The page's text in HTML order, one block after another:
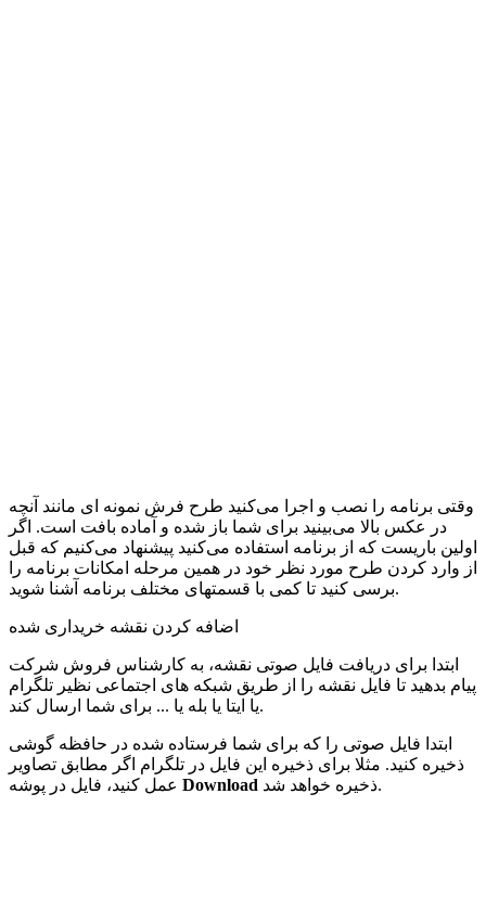
وقتی برنامه را نصب و اجرا می‌کنید طرح فرش نمونه ای مانند آنچه
در عکس بالا می‌بینید برای شما باز شده و آماده بافت است. اگر
اولین باریست که از برنامه استفاده می‌کنید پیشنهاد می‌کنیم که قبل
از وارد کردن طرح مورد نظر خود در همین مرحله امکانات برنامه را
برسی کنید تا کمی با قسمتهای مختلف برنامه آشنا شوید.
اضافه کردن نقشه خریداری شده
ابتدا برای دریافت فایل صوتی نقشه، به کارشناس فروش شرکت
پیام بدهید تا فایل نقشه را از طریق شبکه های اجتماعی نظیر تلگرام
یا ایتا یا بله یا ... برای شما ارسال کند.
ابتدا فایل صوتی را که برای شما فرستاده شده در حافظه گوشی
ذخیره کنید. مثلا برای ذخیره این فایل در تلگرام اگر مطابق تصاویر
Download ذخیره خواهد شد.